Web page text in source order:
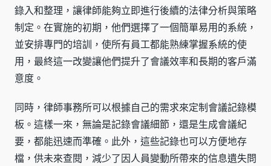
錄入和整理，讓律師能夠立即進行後續的法律分析與策略
制定。在實施的初期，他們選擇了一個簡單易用的系統，
並安排專門的培訓，使所有員工都能熟練掌握系統的使
用，最終這一改變讓他們提升了會議效率和長期的客戶滿
意度。
同時，律師事務所可以根據自己的需求來定制會議記錄模
板。這樣一來，無論是記錄會議細節，還是生成會議紀
要，都能迅速而準確。此外，這些記錄也可以方便地存
檔，供未來查閱，減少了因人員變動所帶來的信息遺失問